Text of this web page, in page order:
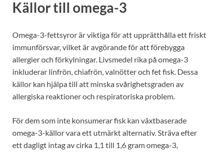
Källor till omega-3
Omega-3-fettsyror är viktiga för att upprätthålla ett friskt
immunförsvar, vilket är avgörande för att förebygga
allergier och förkylningar. Livsmedel rika på omega-3
inkluderar linfrön, chiafrön, valnötter och fet fisk. Dessa
källor kan hjälpa till att minska svårighetsgraden av
allergiska reaktioner och respiratoriska problem.
För dem som inte konsumerar fisk kan växtbaserade
omega-3-källor vara ett utmärkt alternativ. Sträva efter
ett dagligt intag av cirka 1,1 till 1,6 gram omega-3,